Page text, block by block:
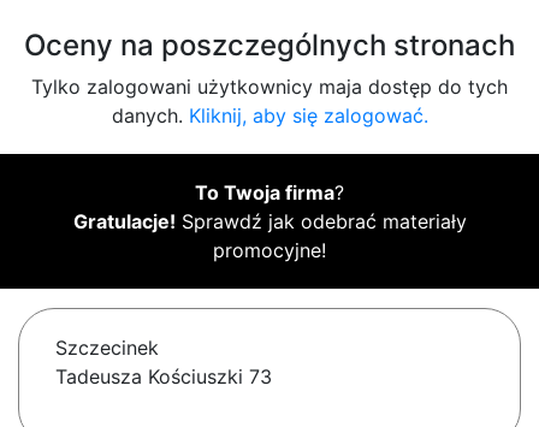
Oceny na poszczególnych stronach
Tylko zalogowani użytkownicy maja dostęp do tych
danych. Kliknij, aby się zalogować.
To Twoja firma?
Gratulacje! Sprawdź jak odebrać materiały
promocyjne!
Szczecinek
Tadeusza Kościuszki 73